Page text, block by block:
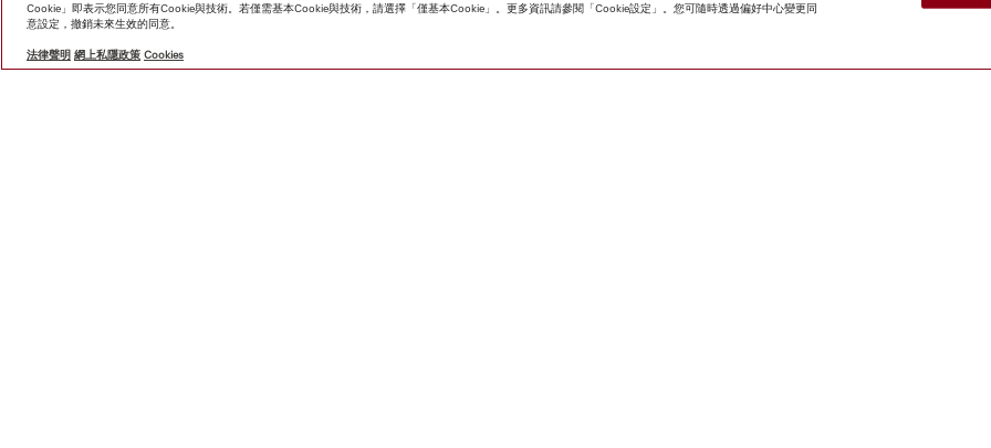
Cookie」即表示您同意所有Cookie與技術。若僅需基本Cookie與技術，請選擇「僅基本Cookie」。更多資訊請參閱「Cookie設定」。您可隨時透過偏好中心變更同
意設定，撤銷未來生效的同意。
法律聲明 網上私隱政策 Cookies